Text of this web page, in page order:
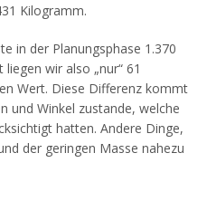
Kilogramm.
in der Planungsphase 1.370
wir also „nur“ 61
Wert. Diese Differenz kommt
und Winkel zustande, welche
hatten. Andere Dinge,
der geringen Masse nahezu